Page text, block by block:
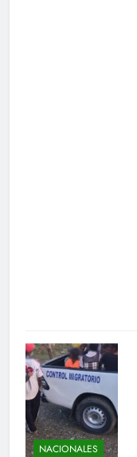
NACIONALES